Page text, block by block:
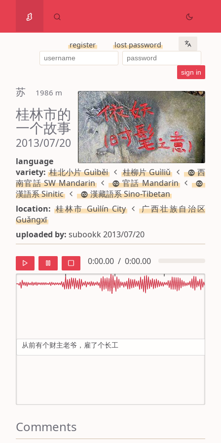
register lost password
苏 1986 m
桂林市的
一个故事
2013/07/20
language
variety:桂北小片 Guìběi 桂柳片 Guìliǔ
西
南官話 SW Mandarin
官話 Mandarin
漢語系 Sinitic
漢藏語系 Sino-Tibetan
location: 桂林市 Guìlín City
广西壮族自治区
Guǎngxī
uploaded by: subookk 2013/07/20
0:00.00 / 0:00.00
mandarin
从前有个财主老爷，雇了个长工
Comments